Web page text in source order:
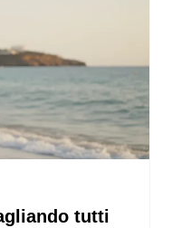
tutti